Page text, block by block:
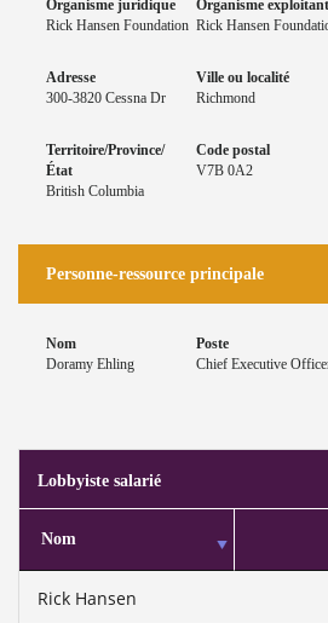
Organisme juridique
Rick Hansen Foundation
Organisme exploitant
Rick Hansen
Adresse
300-3820 Cessna Dr
Ville ou localité
Richmond
Territoire/Province/
État
British Columbia
Code postal
V7B 0A2
Personne-ressource principale
Nom
Doramy Ehling
Poste
Chief Executive
Lobbyiste salarié
Nom
Rick Hansen